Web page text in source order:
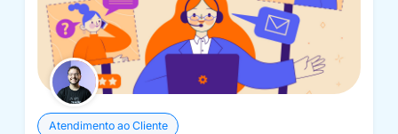
Atendimento ao Cliente